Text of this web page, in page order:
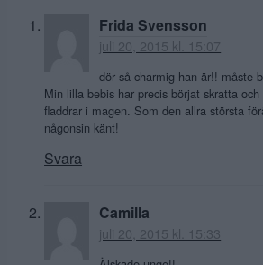
Frida Svensson
juli 20, 2015 kl. 15:07
dör så charmig han är!! måste
Min lilla bebis har precis börjat skratta
fladdrar i magen. Som den allra största
någonsin känt!
Svara
Camilla
juli 20, 2015 kl. 15:33